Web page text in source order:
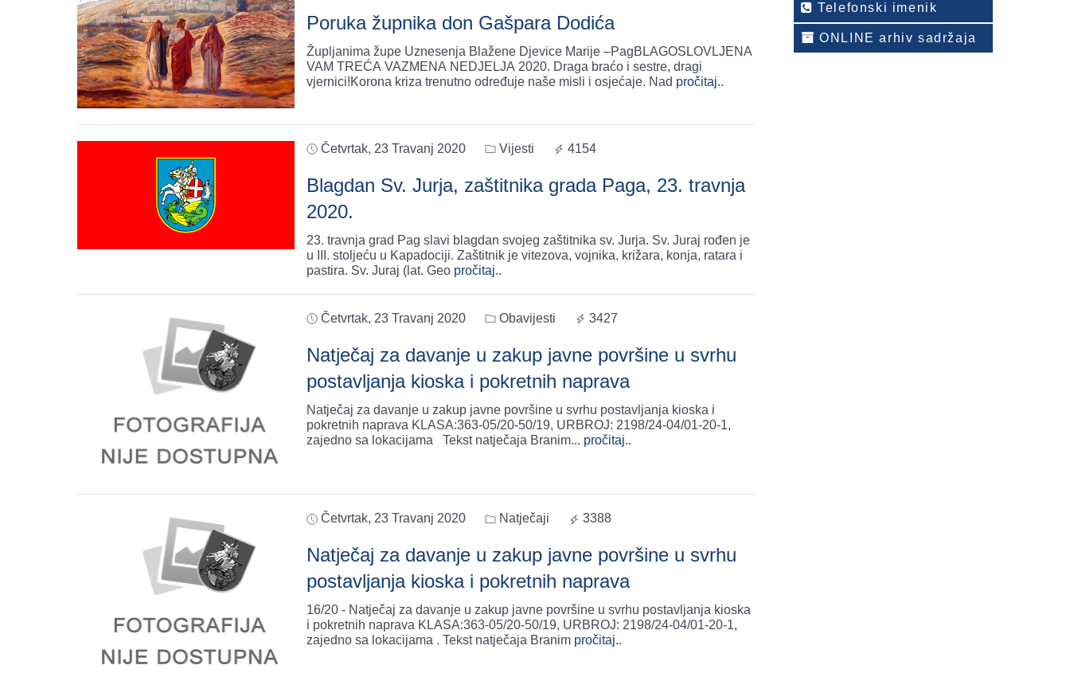
Poruka župnika don Gašpara Dodića
Župljanima župe Uznesenja Blažene Djevice Marije –PagBLAGOSLOVLJENA
VAM TREĆA VAZMENA NEDJELJA 2020. Draga braćo i sestre, dragi
vjernici!Korona kriza trenutno određuje naše misli i osjećaje. Nad pročitaj..
Četvrtak, 23 Travanj 2020 Vijesti 4154
Blagdan Sv. Jurja, zaštitnika grada Paga, 23. travnja
2020.
23. travnja grad Pag slavi blagdan svojeg zaštitnika sv. Jurja. Sv. Juraj rođen je
u III. stoljeću u Kapadociji. Zaštitnik je vitezova, vojnika, križara, konja, ratara i
pastira. Sv. Juraj (lat. Geo pročitaj..
Četvrtak, 23 Travanj 2020 Obavijesti 3427
Natječaj za davanje u zakup javne površine u svrhu
postavljanja kioska i pokretnih naprava
Natječaj za davanje u zakup javne površine u svrhu postavljanja kioska i
pokretnih naprava KLASA:363-05/20-50/19, URBROJ: 2198/24-04/01-20-1,
zajedno sa lokacijama Tekst natječaja Branim... pročitaj..
Četvrtak, 23 Travanj 2020 Natječaji 3388
Natječaj za davanje u zakup javne površine u svrhu
postavljanja kioska i pokretnih naprava
16/20 - Natječaj za davanje u zakup javne površine u svrhu postavljanja kioska
i pokretnih naprava KLASA:363-05/20-50/19, URBROJ: 2198/24-04/01-20-1,
zajedno sa lokacijama . Tekst natječaja Branim pročitaj..
Telefonski imenik
ONLINE arhiv sadržaja